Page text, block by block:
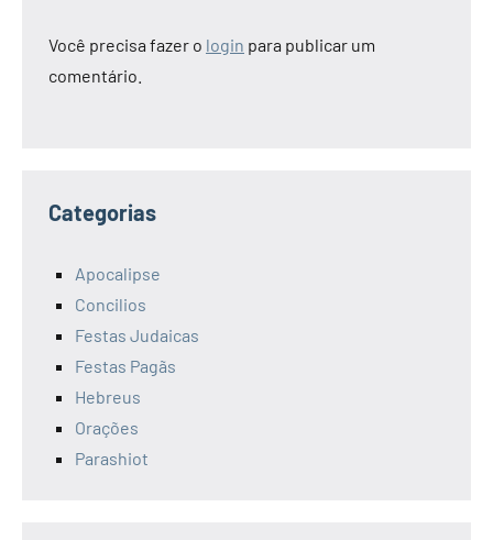
Você precisa fazer o login para publicar um
comentário.
Categorias
Apocalipse
Concilios
Festas Judaicas
Festas Pagãs
Hebreus
Orações
Parashiot